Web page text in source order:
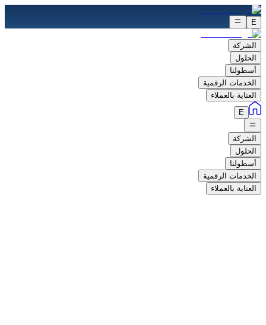
E
الشركة
الحلول
أسطولنا
الخدمات الرقمية
العناية بالعملاء
E
الشركة
الحلول
أسطولنا
الخدمات الرقمية
العناية بالعملاء